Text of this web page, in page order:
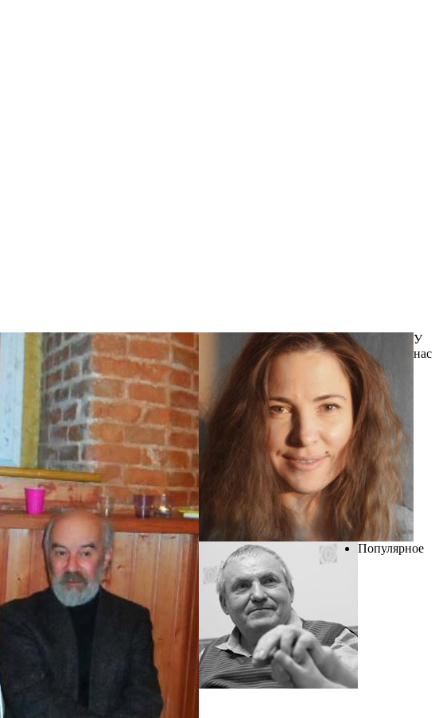
У
нас
Популярное